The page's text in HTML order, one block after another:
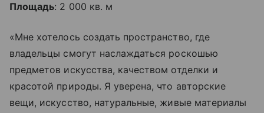
Площадь: 2 000 кв. м
«Мне хотелось создать пространство, где
владельцы смогут наслаждаться роскошью
предметов искусства, качеством отделки и
красотой природы. Я уверена, что авторские
вещи, искусство, натуральные, живые материалы